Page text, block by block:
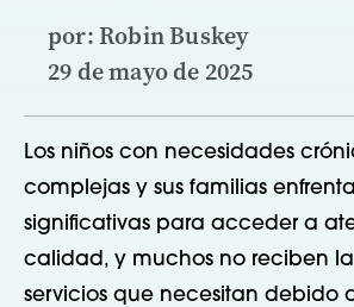
por: Robin Buskey
29 de mayo de 2025
Los niños con necesidades
complejas y sus familias
significativas para acceder a
calidad, y muchos no reciben
servicios que necesitan debido